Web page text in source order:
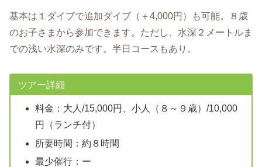
基本は１ダイブで追加ダイブ（＋4,000円）も可能。８歳
のお子さまから参加できます。ただし、水深２メートルま
での浅い水深のみです。半日コースもあり。
ツアー詳細
料金：大人/15,000円、小人（８～９歳）/10,000
円（ランチ付）
所要時間：約８時間
最少催行：ー